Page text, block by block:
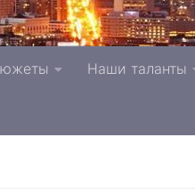
г. Тверь
Наши таланты